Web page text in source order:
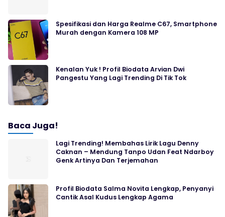
Spesifikasi dan Harga Realme C67, Smartphone
Murah dengan Kamera 108 MP
Kenalan Yuk ! Profil Biodata Arvian Dwi
Pangestu Yang Lagi Trending Di Tik Tok
Baca Juga!
Lagi Trending! Membahas Lirik Lagu Denny
Caknan – Mendung Tanpo Udan Feat Ndarboy
Genk Artinya Dan Terjemahan
Profil Biodata Salma Novita Lengkap, Penyanyi
Cantik Asal Kudus Lengkap Agama